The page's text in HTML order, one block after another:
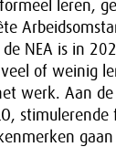
leren,
NEA is in
of weinig
werk. Aan